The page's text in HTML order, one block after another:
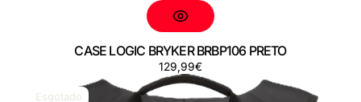
CASE LOGIC BRYKER BRBP106 PRETO
Preço
129,99€
LOGICEsgotado